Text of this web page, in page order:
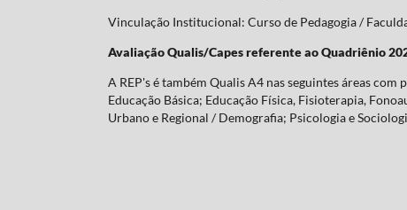
Vinculação Institucional: Curso de Pedagogia /
Avaliação Qualis/Capes referente ao Quadriênio
A REP's é também Qualis A4 nas seguintes áreas
Educação Básica; Educação Física, Fisioterapia,
Urbano e Regional / Demografia; Psicologia e